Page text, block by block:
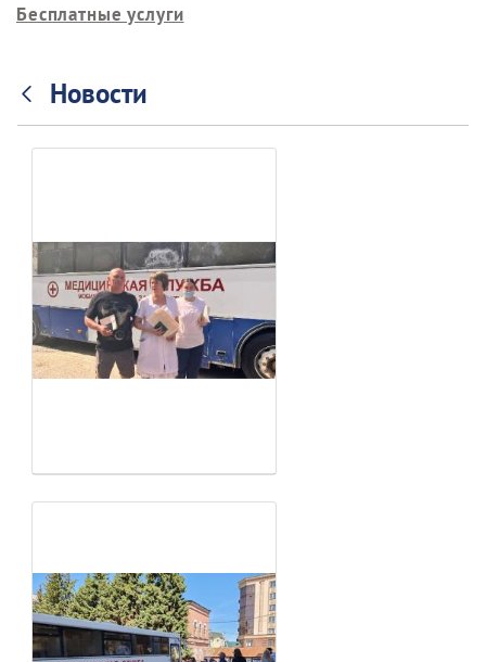
Бесплатные услуги
Новости